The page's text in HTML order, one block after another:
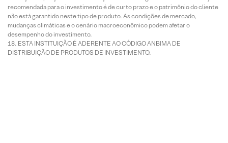
recomendada para o investimento é de curto prazo e o patrimônio do cliente
não está garantido neste tipo de produto. As condições de mercado,
mudanças climáticas e o cenário macroeconômico podem afetar o
desempenho do investimento.
ESTA INSTITUIÇÃO É ADERENTE AO CÓDIGO ANBIMA DE
DISTRIBUIÇÃO DE PRODUTOS DE INVESTIMENTO.